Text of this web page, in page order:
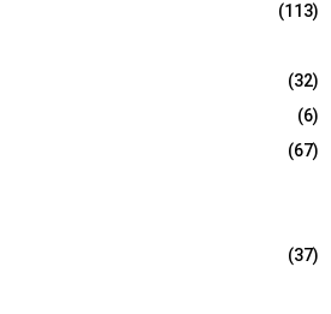
(113)
(32)
(6)
(67)
(37)